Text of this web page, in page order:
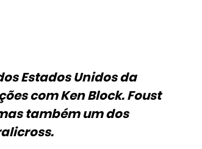
Estados Unidos da
com Ken Block. Foust
também um dos